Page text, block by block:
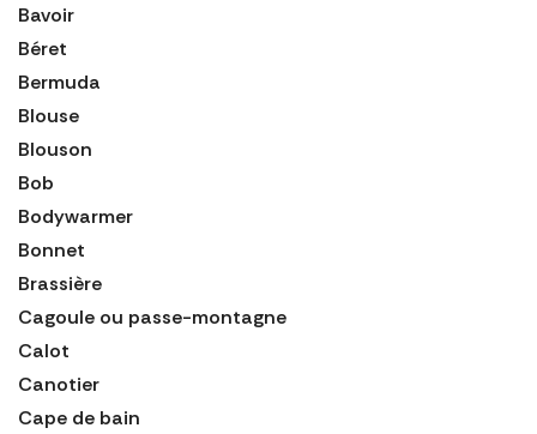
Bavoir
Béret
Bermuda
Blouse
Blouson
Bob
Bodywarmer
Bonnet
Brassière
Cagoule ou passe-montagne
Calot
Canotier
Cape de bain